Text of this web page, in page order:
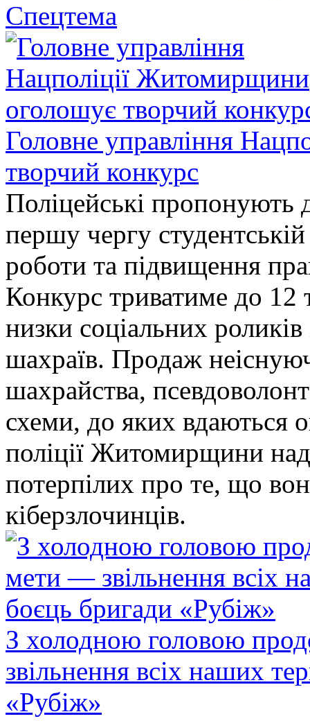
Спецтема
Головне управління
творчий конкурс
Поліцейські пропонують
першу чергу
роботи та підвищення
Конкурс триватиме до 12
низки соціальних
шахраїв. Продаж
шахрайства,
схеми, до яких
поліції Житомирщини
потерпілих про те, що
кіберзлочинців.
З холодною головою
звільнення всіх наших
«Рубіж»